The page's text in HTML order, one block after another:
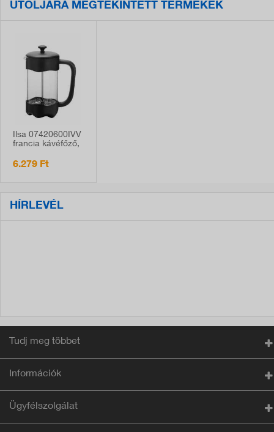
UTOLJÁRA MEGTEKINTETT TERMÉKEK
Ilsa 07420600IVV
francia kávéfőző,
6.279 Ft
HÍRLEVÉL
Tudj meg többet
Információk
Ügyfélszolgálat